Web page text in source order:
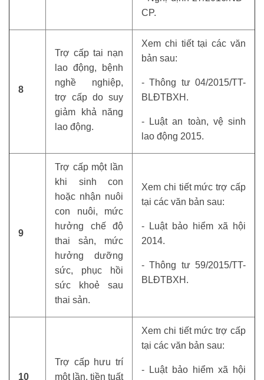
CP.
8
Trợ cấp tai nạn
lao động, bệnh
nghề nghiệp,
trợ cấp do suy
giảm khả năng
lao động.
Xem chi tiết tại các văn
bản sau:
- Thông tư 04/2015/TT-
BLĐTBXH.
- Luật an toàn, vệ sinh
lao động 2015.
9
Trợ cấp một lần
khi sinh con
hoặc nhận nuôi
con nuôi, mức
hưởng chế độ
thai sản, mức
hưởng dưỡng
sức, phục hồi
sức khoẻ sau
thai sản.
Xem chi tiết mức trợ cấp
tại các văn bản sau:
- Luật bảo hiểm xã hội
2014.
- Thông tư 59/2015/TT-
BLĐTBXH.
10
Trợ cấp hưu trí
một lần, tiền tuất
Xem chi tiết mức trợ cấp
tại các văn bản sau:
- Luật bảo hiểm xã hội